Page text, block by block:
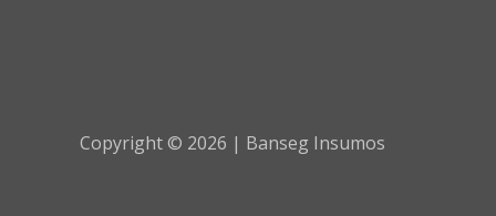
Copyright © 2026 | Banseg Insumos